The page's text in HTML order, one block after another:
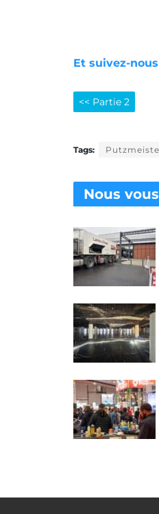
Et suivez-
<< Partie 2
Tags:
Nous vous